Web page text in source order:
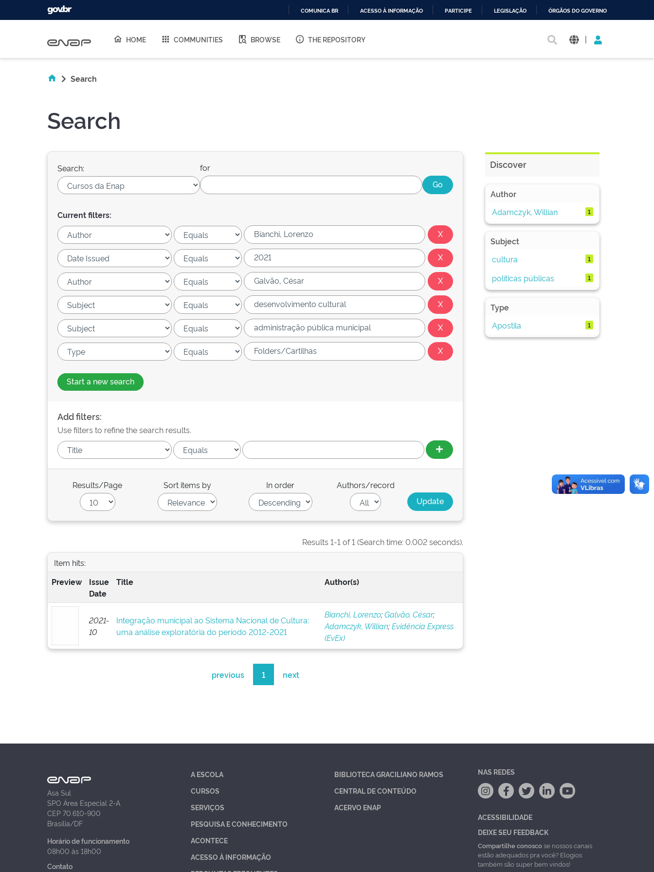
O
COMUNICA BR ACESSO À INFORMAÇÃO PARTICIPE LEGISLAÇÃO ÓRGÃOS DO GOVERNO
HOME COMMUNITIES BROWSE THE REPOSITORY |
Search
Search
Search: for
Current filters:
Start a new search
Add filters:
Use filters to refine the search results.
Results/Page Sort items by In order Authors/record
Results 1-1 of 1 (Search time: 0.002 seconds).
Item hits:
Preview
Issue
Date
Title Author(s)
2021-
10
Integração municipal ao Sistema Nacional de Cultura:
uma análise exploratória do período 2012-2021
Bianchi, Lorenzo;Galvão, César;
Adamczyk, Willian;Evidência Express
(EvEx)
previous 1 next
Discover
Author
Adamczyk, Willian
1
Subject
cultura
1
políticas públicas 1
Type
Apostila
1
Asa Sul
SPO Área Especial 2-A
CEP 70.610-900
Brasília/DF
Horário de funcionamento
08h00 às 18h00
Contato
A ESCOLA
CURSOS
SERVIÇOS
PESQUISA E CONHECIMENTO
ACONTECE
ACESSO À INFORMAÇÃO
BIBLIOTECA GRACILIANO RAMOS
CENTRAL DE CONTEÚDO
ACERVO ENAP
NAS REDES
ACESSIBILIDADE
DEIXE SEU FEEDBACK
Compartilhe conoscose nossos canais
estão adequados pra você? Elogios
também são super bem vindos!